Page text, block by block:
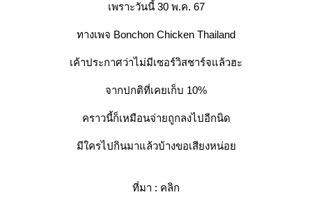
เพราะวันนี้ 30 พ.ค. 67
ทางเพจ Bonchon Chicken Thailand
เค้าประกาศว่าไม่มีเซอร์วิสชาร์จแล้วฮะ
จากปกติที่เคยเก็บ 10%
คราวนี้ก็เหมือนจ่ายถูกลงไปอีกนิด
มีใครไปกินมาแล้วบ้างขอเสียงหน่อ
ที่มา : คลิก